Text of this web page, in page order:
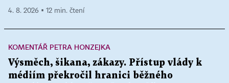
4. 8. 2026 ▪ 12 min. čtení
KOMENTÁŘ PETRA HONZEJKA
Výsměch, šikana, zákazy. Přístup vlády k
médiím překročil hranici běžného